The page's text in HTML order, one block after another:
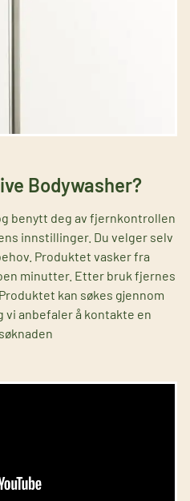
Bodywasher?
benytt deg av fjernkontrollen
innstillinger. Du velger selv
Produktet vasker fra
minutter. Etter bruk fjernes
kan søkes gjennom
vi anbefaler å kontakte en